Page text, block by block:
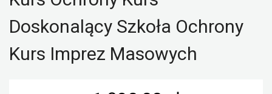
Doskonalący Szkoła Ochrony
Kurs Imprez Masowych